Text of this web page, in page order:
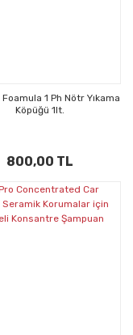
1 Ph Nötr Yıkama
Köpüğü 1lt.
800,00 TL